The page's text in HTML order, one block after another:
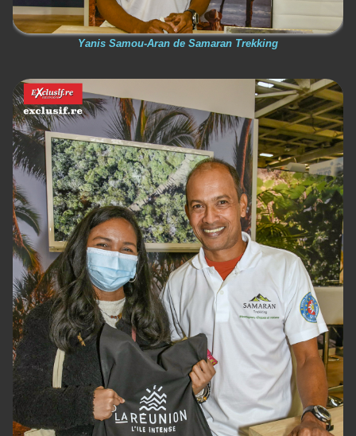
Yanis Samou-Aran de Samaran Trekking